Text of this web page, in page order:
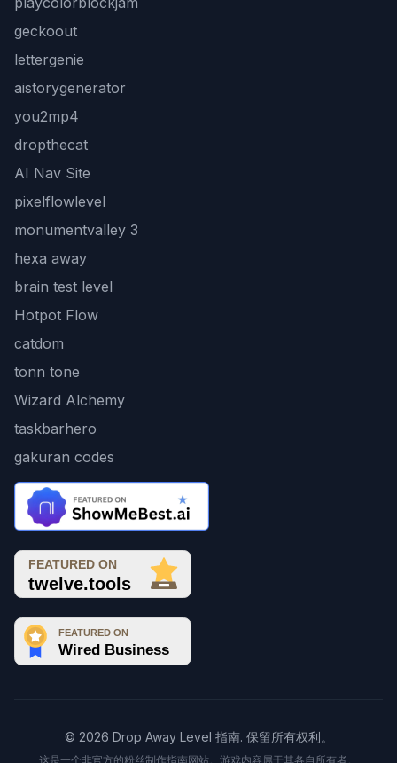
geckoout
lettergenie
aistorygenerator
you2mp4
dropthecat
AI Nav Site
pixelflowlevel
monumentvalley 3
hexa away
brain test level
Hotpot Flow
catdom
tonn tone
Wizard Alchemy
taskbarhero
gakuran codes
© 2026 Drop Away Level 指南. 保留所有权利。
这是一个非官方的粉丝制作指南网站。游戏内容属于其各自所有者。